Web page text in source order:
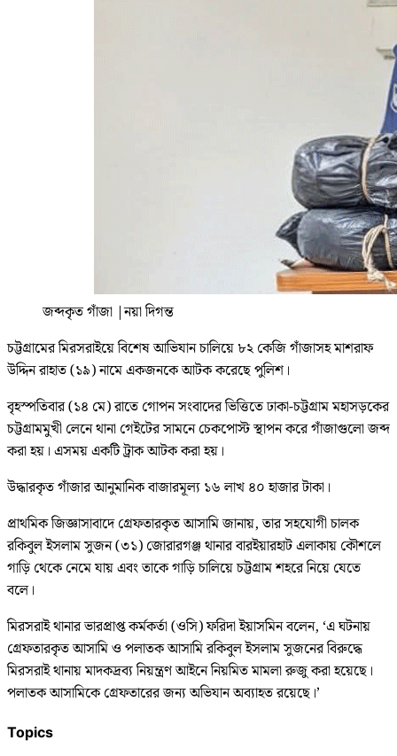
জব্দকৃত গাঁজা |নয়া দিগন্ত
চট্টগ্রামের মিরসরাইয়ে বিশেষ আভিযান চালিয়ে ৮২ কেজি গাঁজাসহ মাশরাফ
উদ্দিন রাহাত (১৯) নামে একজনকে আটক করেছে পুলিশ।
বৃহস্পতিবার (১৪ মে) রাতে গোপন সংবাদের ভিত্তিতে ঢাকা-চট্টগ্রাম মহাসড়কের
চট্টগ্রামমুখী লেনে থানা গেইটের সামনে চেকপোস্ট স্থাপন করে গাঁজাগুলো জব্দ
করা হয়। এসময় একটি ট্রাক আটক করা হয়।
উদ্ধারকৃত গাঁজার আনুমানিক বাজারমূল্য ১৬ লাখ ৪০ হাজার টাকা।
প্রাথমিক জিজ্ঞাসাবাদে গ্রেফতারকৃত আসামি জানায়, তার সহযোগী চালক
রকিবুল ইসলাম সুজন (৩১) জোরারগঞ্জ থানার বারইয়ারহাট এলাকায় কৌশলে
গাড়ি থেকে নেমে যায় এবং তাকে গাড়ি চালিয়ে চট্টগ্রাম শহরে নিয়ে যেতে
বলে।
মিরসরাই থানার ভারপ্রাপ্ত কর্মকর্তা (ওসি) ফরিদা ইয়াসমিন বলেন, ‘এ ঘটনায়
গ্রেফতারকৃত আসামি ও পলাতক আসামি রকিবুল ইসলাম সুজনের বিরুদ্ধে
মিরসরাই থানায় মাদকদ্রব্য নিয়ন্ত্রণ আইনে নিয়মিত মামলা রুজু করা হয়েছে।
পলাতক আসামিকে গ্রেফতারের জন্য অভিযান অব্যাহত রয়েছে।’
Topics